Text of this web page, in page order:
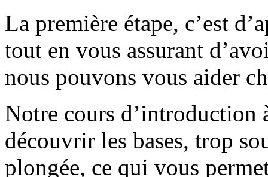
La première étape, c’est
tout en vous assurant
nous pouvons vous aider
Notre cours d’introduction
découvrir les bases, trop
plongée, ce qui vous